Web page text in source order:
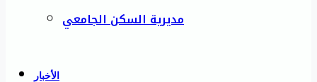
مديرية السكن الجامعي
الأخبار